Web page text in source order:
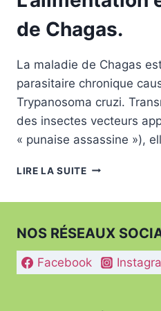
de Chagas.
La maladie de Chagas
parasitaire chronique
Trypanosoma cruzi.
des insectes vecteurs
« punaise assassine »),
LIRE LA SUITE
DE
CHAGAS.
NOS RÉSEAUX
Facebook